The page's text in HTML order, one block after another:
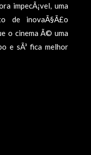
impecÃ¡vel, uma
de inovaÃ§Ã£o
o cinema Ã© uma
e sÃ³ fica melhor